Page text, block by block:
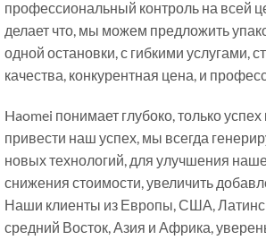
профессиональный контроль на всей
делает что, мы можем предложить
одной остановки, с гибкими услугами,
качества, конкурентная цена, и
Haomei понимает глубоко, только
привести наш успех, мы всегда
новых технологий, для улучшения
снижения стоимости, увеличить
Наши клиенты из Европы, США,
средний Восток, Азия и Африка,